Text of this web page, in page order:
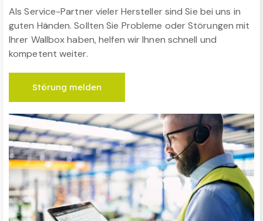
Als Service-Partner vieler Hersteller sind Sie bei uns in
guten Händen. Sollten Sie Probleme oder Störungen mit
Ihrer Wallbox haben, helfen wir Ihnen schnell und
kompetent weiter.
Störung melden